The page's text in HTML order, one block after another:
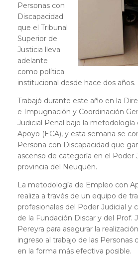
Personas con
Discapacidad
que el Tribunal
Superior de
Justicia lleva
adelante
como política
institucional desde hace dos años.
Trabajó durante este año en la
e Impugnación y Coordinación
Judicial Penal bajo la
Apoyo (ECA), y esta semana se
Persona con Discapacidad que
ascenso de categoría en el Poder
provincia del Neuquén.
La metodología de Empleo con
realiza a través de un equipo de
profesionales del Poder Judicial y
de la Fundación Discar y del Prof.
Pereyra para asegurar la
ingreso al trabajo de las Personas
en la forma más efectiva posible.